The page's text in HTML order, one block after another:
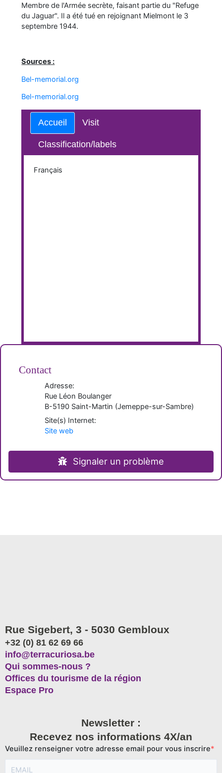
Contact
Adresse:
Rue Léon Boulanger
B-5190 Saint-Martin (Jemeppe-sur-Sambre)
Site(s) Internet:
Site web
Signaler un problème
Membre de l'Armée secrète, faisant partie du "Refuge
du Jaguar". Il a été tué en rejoignant Mielmont le 3
septembre 1944.
Sources :
Bel-memorial.org
Bel-memorial.org
Accueil Visit
Classification/labels
Français
Rue Sigebert, 3 - 5030 Gembloux
+32 (0) 81 62 69 66
info@terracuriosa.be
Qui sommes-nous ?
Offices du tourisme de la région
Espace Pro
Newsletter :
Recevez nos informations 4X/an
Veuillez renseigner votre adresse email pour vous inscrire